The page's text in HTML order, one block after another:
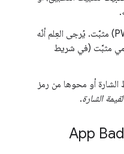
افتحه كتطبيق ويب تقدّمي (PWA) مثبَّت. يُرجى العِلم أنّه
مثبَّت (في شريط
أو محوها من رمز
لقيمة الشارة.